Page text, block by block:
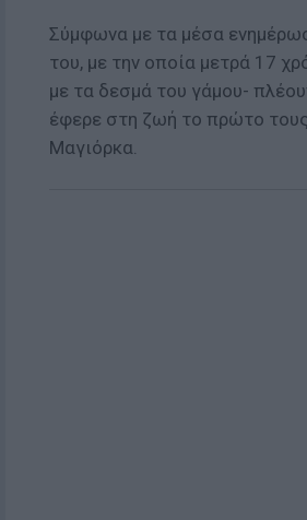
Σύμφωνα με τα μέσα
του, με την οποία μετρά 17
με τα δεσμά του γάμου-
έφερε στη ζωή το πρώτο
Μαγιόρκα.